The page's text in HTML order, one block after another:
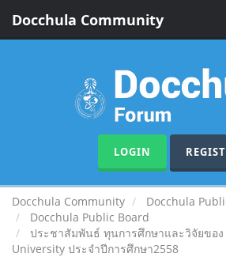
Docchula Community
LOGIN
Docchula Community
Docchula
Docchula Public Board
ประชาสัมพันธ์ ทุนการศึกษาและวิจัยของ
University ประจำปีการศึกษา2558